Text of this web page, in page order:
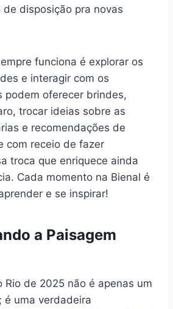
disposição pra novas
funciona é explorar os
e interagir com os
podem oferecer brindes,
trocar ideias sobre as
e recomendações de
com receio de fazer
troca que enriquece ainda
Cada momento na Bienal é
e se inspirar!
a Paisagem
Rio de 2025 não é apenas um
é uma verdadeira